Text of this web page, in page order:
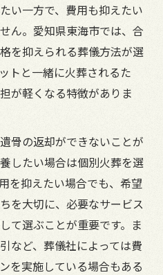
い一方で、費用も抑えたい
ん。愛知県東海市では、合
を抑えられる葬儀方法が選
トと一緒に火葬されるた
が軽くなる特徴がありま
骨の返却ができないことが
したい場合は個別火葬を選
を抑えたい場合でも、希望
を大切に、必要なサービス
て選ぶことが重要です。ま
など、葬儀社によっては費
を実施している場合もある